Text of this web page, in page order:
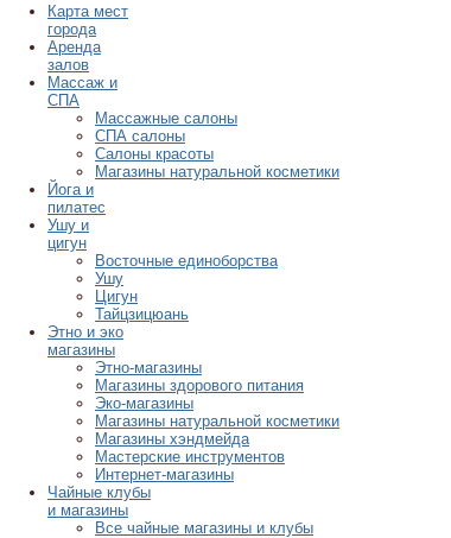
Карта мест
города
Аренда
залов
Массаж и
СПА
Массажные салоны
СПА салоны
Салоны красоты
Магазины натуральной косметики
Йога и
пилатес
Ушу и
цигун
Восточные единоборства
Ушу
Цигун
Тайцзицюань
Этно и эко
магазины
Этно-магазины
Магазины здорового питания
Эко-магазины
Магазины натуральной косметики
Магазины хэндмейда
Мастерские инструментов
Интернет-магазины
Чайные клубы
и магазины
Все чайные магазины и клубы